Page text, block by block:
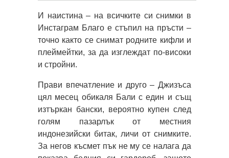
И наистина – на всичките си снимки в
Инстаграм Благо е стъпил на пръсти –
точно както се снимат родните кифли и
плеймейтки, за да изглеждат по-високи
и стройни.
Прави впечатление и друго – Джизъса
цял месец обикаля Бали с един и същ
изтъркан бански, вероятно купен след
голям пазарлък от местния
индонезийски битак, личи от снимките.
За негов късмет пък не му се налага да